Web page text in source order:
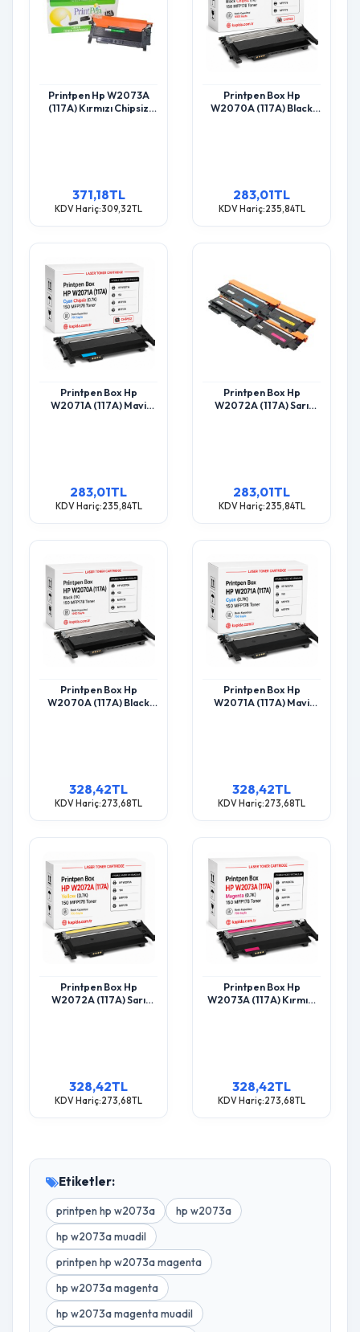
Printpen Hp W2073A
(117A) Kırmızı Chipsiz
371,18TL
KDV Hariç:309,32TL
Printpen Box Hp
W2070A (117A) Black
283,01TL
KDV Hariç:235,84TL
Printpen Box Hp
W2071A (117A) Mavi
283,01TL
KDV Hariç:235,84TL
Printpen Box Hp
W2072A (117A) Sarı
283,01TL
KDV Hariç:235,84TL
Printpen Box Hp
W2070A (117A) Black
328,42TL
KDV Hariç:273,68TL
Printpen Box Hp
W2071A (117A) Mavi
328,42TL
KDV Hariç:273,68TL
Printpen Box Hp
W2072A (117A) Sarı
328,42TL
KDV Hariç:273,68TL
Printpen Box Hp
W2073A (117A) Kırmızı
328,42TL
KDV Hariç:273,68TL
Etiketler:
printpen hp w2073a
hp w2073a
hp w2073a muadil
printpen hp w2073a magenta
hp w2073a magenta
hp w2073a magenta muadil